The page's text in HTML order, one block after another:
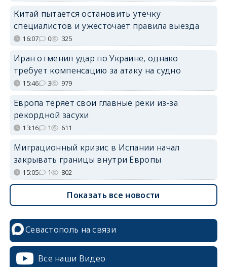
Китай пытается остановить утечку
специалистов и ужесточает правила выезда
16:07 0 325
Иран отменил удар по Украине, однако
требует компенсацию за атаку на судно
15:46 3 979
Европа теряет свои главные реки из-за
рекордной засухи
13:16 1 611
Миграционный кризис в Испании начал
закрывать границы внутри Европы
15:05 1 802
Показать все новости
Севастополь на связи
Все наши Видео